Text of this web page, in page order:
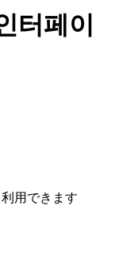
터페이
用できます